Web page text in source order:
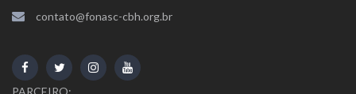
contato@fonasc-cbh.org.br
PARCEIRO: